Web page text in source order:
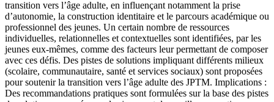
transition vers l’âge adulte, en influençant notamment la prise
d’autonomie, la construction identitaire et le parcours académique ou
professionnel des jeunes. Un certain nombre de ressources
individuelles, relationnelles et contextuelles sont identifiées, par les
jeunes eux-mêmes, comme des facteurs leur permettant de composer
avec ces défis. Des pistes de solutions impliquant différents milieux
(scolaire, communautaire, santé et services sociaux) sont proposées
pour soutenir la transition vers l’âge adulte des JPTM. Implications :
Des recommandations pratiques sont formulées sur la base des pistes